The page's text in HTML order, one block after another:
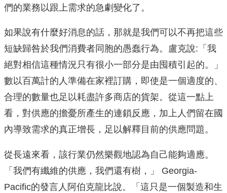
們的業務以跟上需求的急劇變化了。
如果說有什麼好消息的話，那就是我們可以不再把這些
短缺歸咎於我們消費者同胞的愚蠢行為。盧克說:「我
絕對相信這種情況只有很小一部分是由囤積引起的。」
數以百萬計的人準備在家裡訂購，即使是一個適度的、
合理的數量也足以耗盡許多商店的貨架。從這一點上
看，對供應的擔憂所產生的連鎖反應，加上人們留在國
內導致需求的真正增長，足以解釋目前的供應問題。
從長遠來看，該行業仍然樂觀地認為自己能夠適應。
「我們有纖維的供應，我們還有樹，」 Georgia-
Pacific的發言人阿伯克龍比說。「這只是一個製造和生